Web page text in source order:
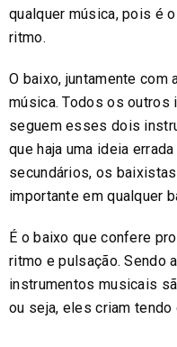
qualquer música, pois é
ritmo.
O baixo, juntamente com
música. Todos os outros
seguem esses dois
que haja uma ideia
secundários, os
importante em qualquer
É o baixo que confere
ritmo e pulsação. Sendo
instrumentos musicais
ou seja, eles criam